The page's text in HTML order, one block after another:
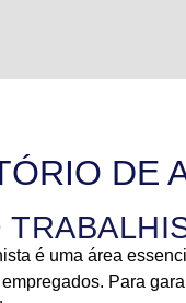
DE
é uma área
Para